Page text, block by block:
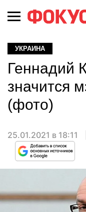
УКРАИНА
Геннадий
значится
(фото)
25.01.2021 в 18:11